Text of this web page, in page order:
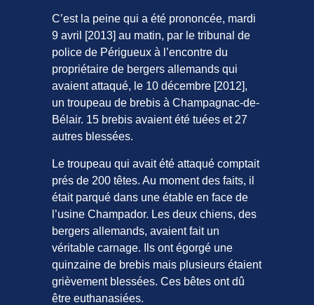
C’est la peine qui a été prononcée, mardi
9 avril [2013] au matin, par le tribunal de
police de Périgueux à l’encontre du
propriétaire de bergers allemands qui
avaient attaqué, le 10 décembre [2012],
un troupeau de brebis à Champagnac-de-
Bélair. 15 brebis avaient été tuées et 27
autres blessées.
Le troupeau qui avait été attaqué comptait
prés de 200 têtes. Au moment des faits, il
était parqué dans une étable en face de
l’usine Champador. Les deux chiens, des
bergers allemands, avaient fait un
véritable carnage. Ils ont égorgé une
quinzaine de brebis mais plusieurs étaient
grièvement blessées. Ces bêtes ont dû
être euthanasiées.